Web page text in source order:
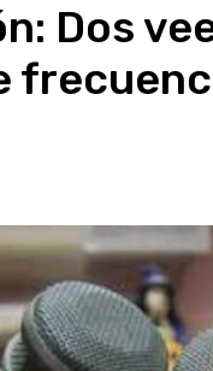
Dos